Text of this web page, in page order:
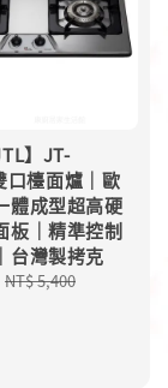
】JT-
口檯面爐｜歐
體成型超高硬
板｜精準控制
台灣製拷克
Regular
NT$ 5,400